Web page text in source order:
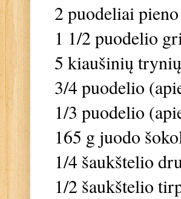
2 puodeliai pieno
1 1/2 puodelio
5 kiaušinių trynių
3/4 puodelio
1/3 puodelio
165 g juodo
1/4 šaukštelio
1/2 šaukštelio